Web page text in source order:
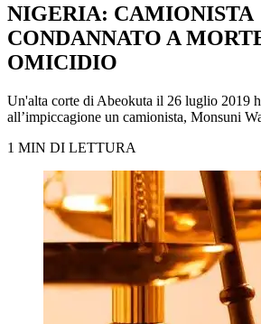
NIGERIA: CAMIONISTA
CONDANNATO A
OMICIDIO
Un'alta corte di Abeokuta il 26 luglio 2019
all’impiccagione un camionista, Monsuni
1 MIN DI LETTURA